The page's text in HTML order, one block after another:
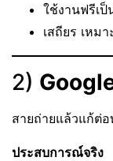
ใช้งานฟรีเ
เสถียร เหม
2)
สายถ่ายแล้วแก้ต่
ประสบการณ์จริง